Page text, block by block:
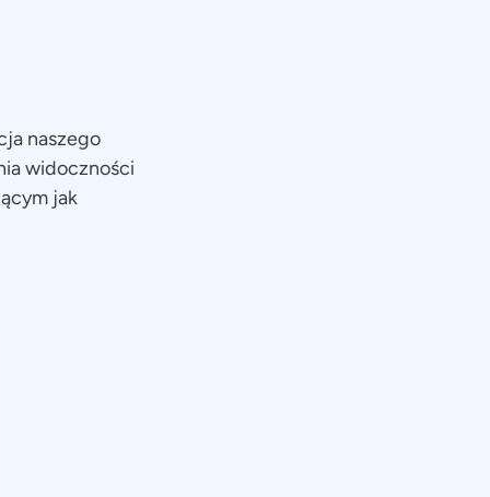
naszego
widoczności
jak